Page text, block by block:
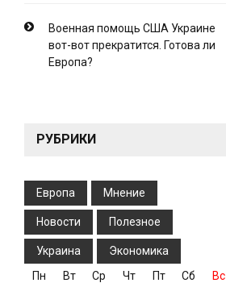
Военная помощь США Украине
вот-вот прекратится. Готова ли
Европа?
РУБРИКИ
Европа Мнение
Новости Полезное
Украина Экономика
Пн Вт Ср Чт Пт Сб Вс